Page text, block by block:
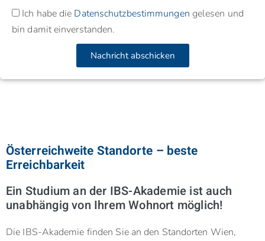
Ich habe die Datenschutzbestimmungen gelesen und
bin damit einverstanden.
Nachricht abschicken
Österreichweite Standorte – beste
Erreichbarkeit
Ein Studium an der IBS-Akademie ist auch
unabhängig von Ihrem Wohnort möglich!
Die IBS-Akademie finden Sie an den Standorten Wien,